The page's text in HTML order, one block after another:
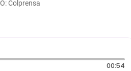
Colprensa
00:54